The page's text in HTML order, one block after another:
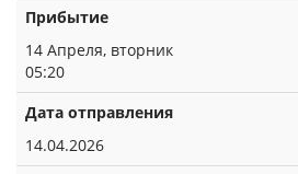
Прибытие
14 Апреля, вторник
05:20
Дата отправления
14.04.2026